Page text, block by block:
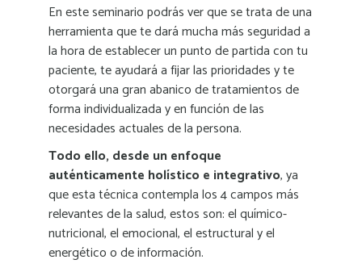
En este seminario podrás ver que se trata de una
herramienta que te dará mucha más seguridad a
la hora de establecer un punto de partida con tu
paciente, te ayudará a fijar las prioridades y te
otorgará una gran abanico de tratamientos de
forma individualizada y en función de las
necesidades actuales de la persona.
Todo ello, desde un enfoque
auténticamente holístico e integrativo, ya
que esta técnica contempla los 4 campos más
relevantes de la salud, estos son: el químico-
nutricional, el emocional, el estructural y el
energético o de información.